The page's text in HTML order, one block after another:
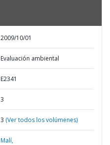
2009/10/01
Evaluación ambiental
E2341
3
3 (Ver todos los volúmenes)
Malí,